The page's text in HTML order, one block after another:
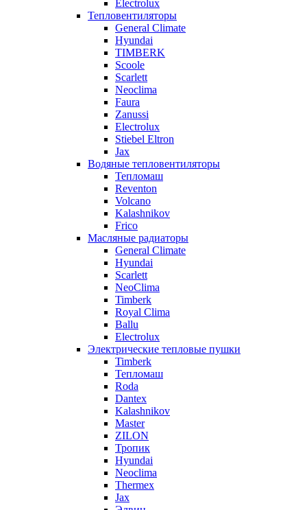
Electrolux
Тепловентиляторы
General Climate
Hyundai
TIMBERK
Scoole
Scarlett
Neoclima
Faura
Zanussi
Electrolux
Stiebel Eltron
Jax
Водяные тепловентиляторы
Тепломаш
Reventon
Volcano
Kalashnikov
Frico
Масляные радиаторы
General Climate
Hyundai
Scarlett
NeoClima
Timberk
Royal Clima
Ballu
Electrolux
Электрические тепловые пушки
Timberk
Тепломаш
Roda
Dantex
Kalashnikov
Master
ZILON
Тропик
Hyundai
Neoclima
Thermex
Jax